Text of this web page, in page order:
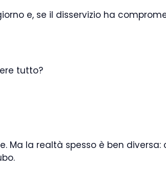
e, se il disservizio ha
tutto?
Ma la realtà spesso è ben diversa: